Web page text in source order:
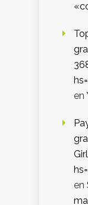
en
en